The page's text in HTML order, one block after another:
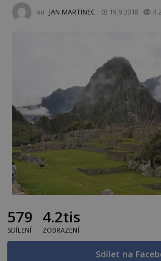
od JAN MARTINEC 19.9.2018
579
SDÍLENÍ
4.2tis
ZOBRAZENÍ
Sdílet na